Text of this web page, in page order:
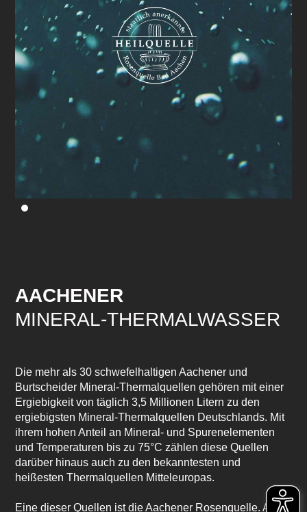
AACHENER
MINERAL-THERMALWASSER
Die mehr als 30 schwefelhaltigen Aachener und
Burtscheider Mineral-Thermalquellen gehören mit einer
Ergiebigkeit von täglich 3,5 Millionen Litern zu den
ergiebigsten Mineral-Thermalquellen Deutschlands. Mit
ihrem hohen Anteil an Mineral- und Spurenelementen
und Temperaturen bis zu 75°C zählen diese Quellen
darüber hinaus auch zu den bekanntesten und
heißesten Thermalquellen Mitteleuropas.
Eine dieser Quellen ist die Aachener Rosenquelle. Aus